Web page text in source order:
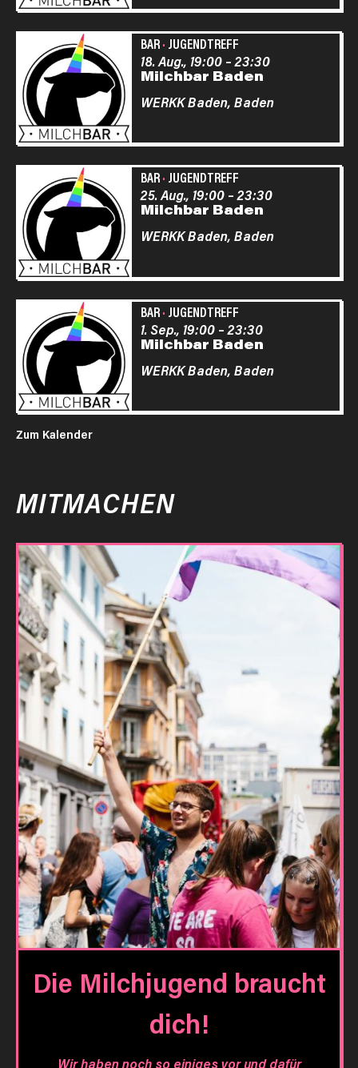
BAR· JUGENDTREFF
Milchbar Baden
18. Aug., 19:00–23:30
WERKK Baden, Baden
BAR· JUGENDTREFF
Milchbar Baden
25. Aug., 19:00–23:30
WERKK Baden, Baden
BAR· JUGENDTREFF
Milchbar Baden
1. Sep., 19:00–23:30
WERKK Baden, Baden
Zum Kalender
MITMACHEN
Die Milchjugend braucht
dich!
Wir haben noch so einiges vor und dafür